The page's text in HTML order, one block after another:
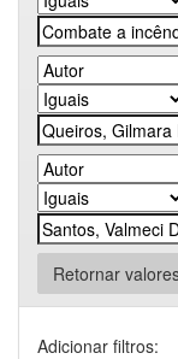
Retornar
Adicionar filtros: